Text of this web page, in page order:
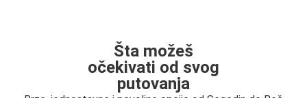
Šta možeš
očekivati od svog
putovanja